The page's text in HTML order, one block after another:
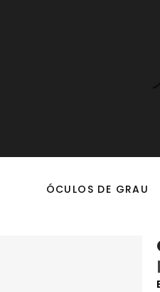
ÓCULOS DE GRAU